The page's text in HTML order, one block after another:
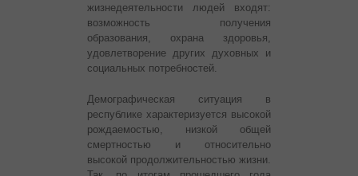
жизнедеятельности людей входят:
возможность получения
образования, охрана здоровья,
удовлетворение других духовных и
социальных потребностей.
Демографическая ситуация в
республике характеризуется высокой
рождаемостью, низкой общей
смертностью и относительно
высокой продолжительностью жизни.